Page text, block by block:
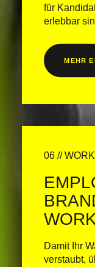
für
erlebbar
MEHR
06 //
Damit Ihr
verstaubt,